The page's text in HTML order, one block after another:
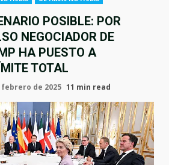
POSIBLE: POR
NEGOCIADOR DE
HA PUESTO A
TOTAL
febrero de 2025 11 min read